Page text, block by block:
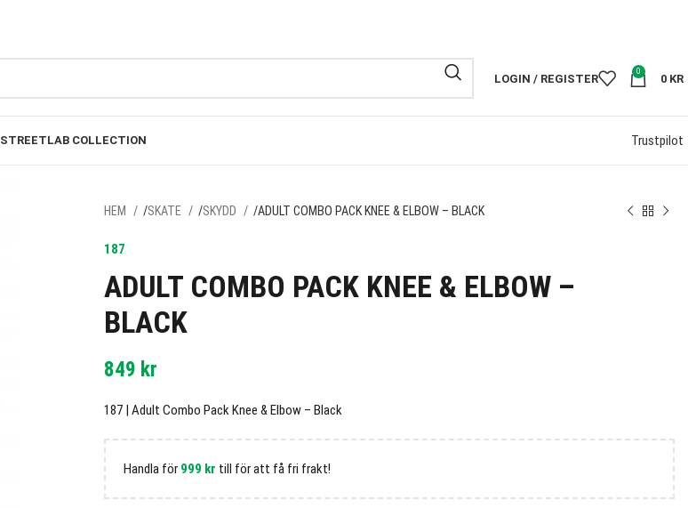
LOGIN / REGISTER
0
0 KR
STREETLAB COLLECTION Trustpilot
HEM SKATE SKYDD ADULT COMBO PACK KNEE & ELBOW – BLACK
187
ADULT COMBO PACK KNEE & ELBOW –
BLACK
849 kr
187 | Adult Combo Pack Knee & Elbow – Black
Handla för 999 kr till för att få fri frakt!